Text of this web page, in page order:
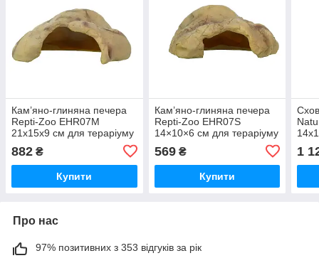
Кам’яно-глиняна печера
Repti-Zoo EHR07M
21x15x9 см для тераріуму
платформа для рептилій
882 ₴
Купити
Кам’яно-глиняна печера
Repti-Zoo EHR07S
14×10×6 см для тераріуму
платформа для рептилій
569₴
Купити
1
Про нас
97% позитивних з 353 відгуків за рік